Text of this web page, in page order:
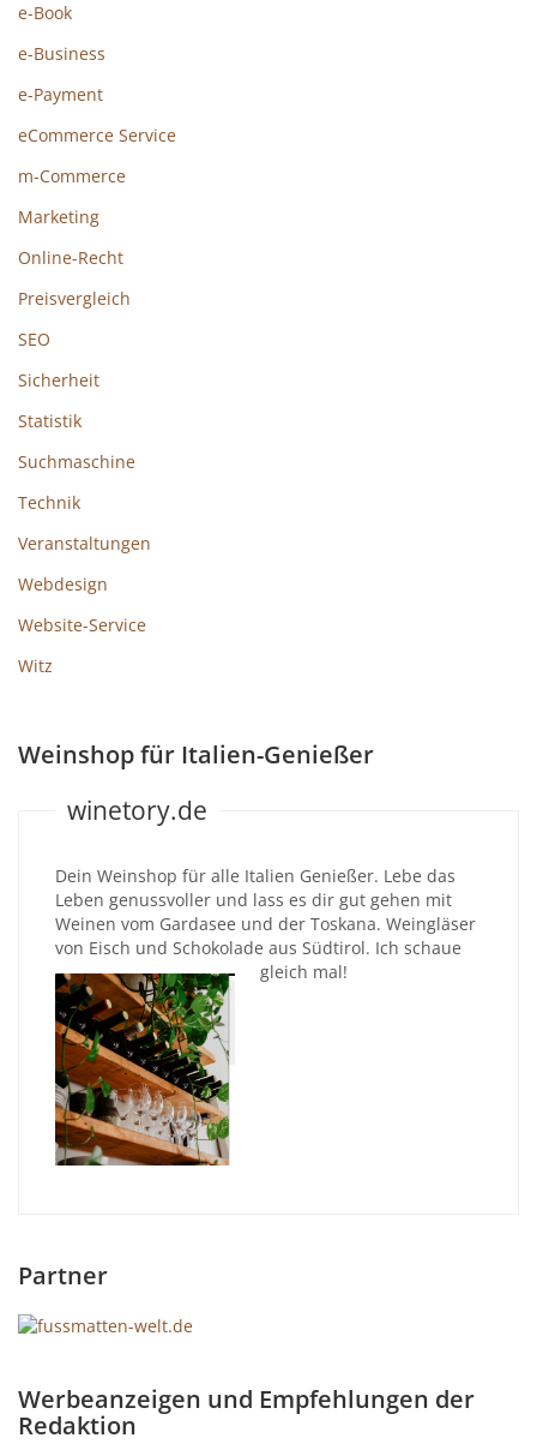
e-Book
e-Business
e-Payment
eCommerce Service
m-Commerce
Marketing
Online-Recht
Preisvergleich
SEO
Sicherheit
Statistik
Suchmaschine
Technik
Veranstaltungen
Webdesign
Website-Service
Witz
Weinshop für Italien-Genießer
winetory.de
Dein Weinshop für alle Italien Genießer. Lebe das
Leben genussvoller und lass es dir gut gehen mit
Weinen vom Gardasee und der Toskana. Weingläser
von Eisch und Schokolade aus Südtirol. Ich schaue
gleich mal!
Partner
Werbeanzeigen und Empfehlungen der
Redaktion